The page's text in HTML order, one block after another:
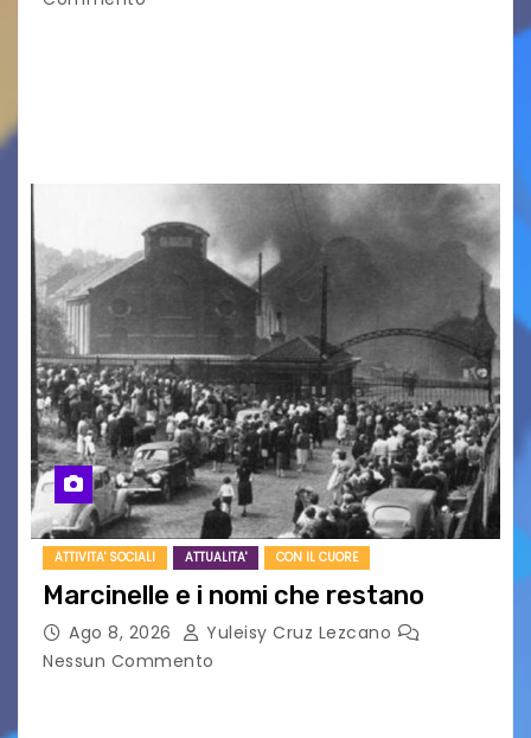
ATTIVITA' SOCIALI ATTUALITA' CON IL CUORE
Marcinelle e i nomi che restano
Ago 8, 2026
Yuleisy Cruz Lezcano
Nessun Commento